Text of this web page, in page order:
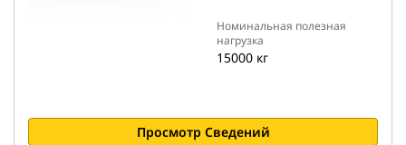
Номинальная полезная
нагрузка
15000 кг
Просмотр Сведений